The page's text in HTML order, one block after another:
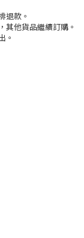
退款。
其他貨品繼續訂購。
。